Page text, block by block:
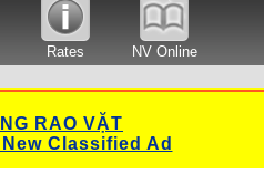
Rates NV Online
RAO VẶT
Classified Ad